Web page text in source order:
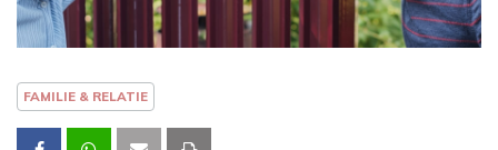
FAMILIE & RELATIE